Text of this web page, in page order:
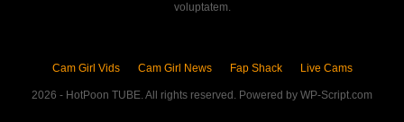
voluptatem.
Cam Girl Vids Cam Girl News Fap Shack Live Cams
2026 - HotPoon TUBE. All rights reserved. Powered by WP-Script.com